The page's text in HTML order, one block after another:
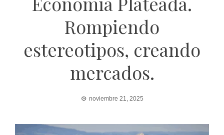
Rompiendo
estereotipos, creando
mercados.
noviembre 21, 2025